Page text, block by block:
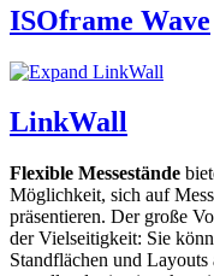
ISOframe Wave
LinkWall
Flexible Messestände
Möglichkeit, sich auf
präsentieren. Der große
der Vielseitigkeit: Sie
Standflächen und Layouts